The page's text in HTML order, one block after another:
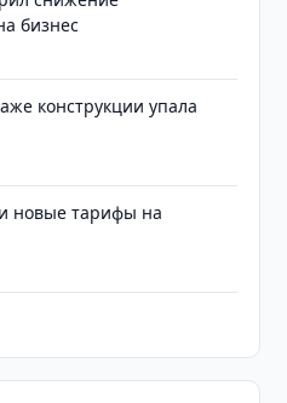
бизнес
конструкции упала
новые тарифы на